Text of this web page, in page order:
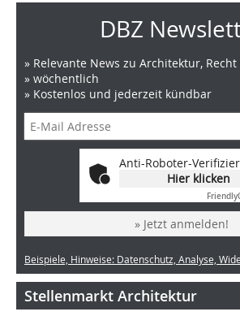
DBZ
» Relevante News zu Architektur,
» wöchentlich
» Kostenlos und jederzeit kündbar
Anti-Roboter-
Hier klicken
Friendly
» Jetzt anmelden!
Beispiele, Hinweise: Datenschutz, Analyse,
Stellenmarkt Architektur